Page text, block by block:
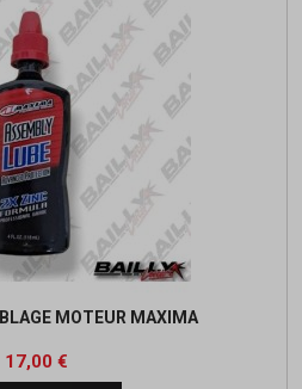
MOTEUR MAXIMA
Prix
17,00 €